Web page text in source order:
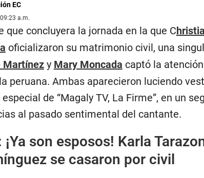
EC
a.m.
que concluyera la jornada en la que C
oficializaron su matrimonio civil, una
Martínez y Mary Moncada captó la
peruana. Ambas aparecieron luciendo
de “Magaly TV, La Firme”, en un
al pasado sentimental del cantante.
¡Ya son esposos! Karla
se casaron por civil